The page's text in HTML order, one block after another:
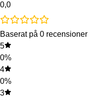
0,0
Baserat på 0 recensioner
5
0%
4
0%
3